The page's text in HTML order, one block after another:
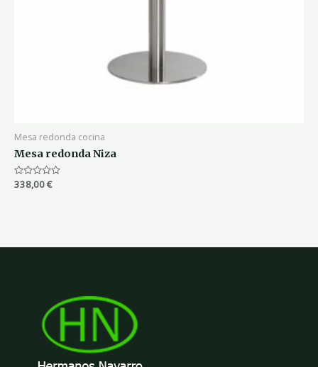
Mesa redonda cocina
Mesa redonda Niza
Valorado
338,00€